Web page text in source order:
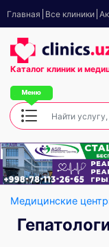
Главная Все клиники
Каталог клиник и
Медицинские